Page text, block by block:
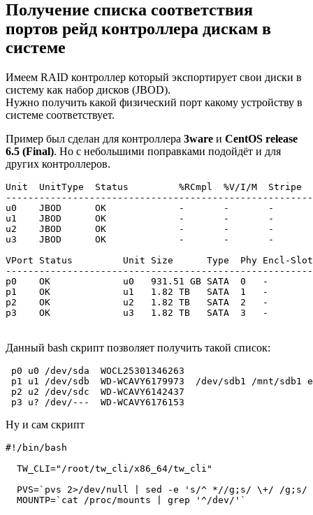
Получение списка соответствия
портов рейд контроллера дискам в
системе
Имеем RAID контроллер который экспортирует свои диски в
систему как набор дисков (JBOD).
Нужно получить какой физический порт какому устройству в
системе соответствует.
Пример был сделан для контроллера 3ware и CentOS release
6.5 (Final). Но с небольшими поправками подойдёт и для
других контроллеров.
Unit  UnitType  Status         %RCmpl  %V/I/M  Stripe
u0    JBOD      OK             -       -       -
u1    JBOD      OK             -       -       -
u2    JBOD      OK             -       -       -
u3    JBOD      OK             -       -       -
VPort Status         Unit Size      Type  Phy Encl-
p0    OK             u0   931.51 GB SATA  0   -
p1    OK             u1   1.82 TB   SATA  1   -
p2    OK             u2   1.82 TB   SATA  2   -
Данный bash скрипт позволяет получить такой список:
p0 u0 /dev/sda  WOCL25301346263
p1 u1 /dev/sdb  WD-WCAVY6179973  /dev/sdb1 /mnt/sdb1
p2 u2 /dev/sdc  WD-WCAVY6142437
Ну и сам скрипт
#!/bin/bash
  TW_CLI="/root/tw_cli/x86_64/tw_cli"
PVS=`pvs 2>/dev/null | sed -e 's/^ *//g;s/ \+/ /
  MOUNTP=`cat /proc/mounts | grep '^/dev/'`